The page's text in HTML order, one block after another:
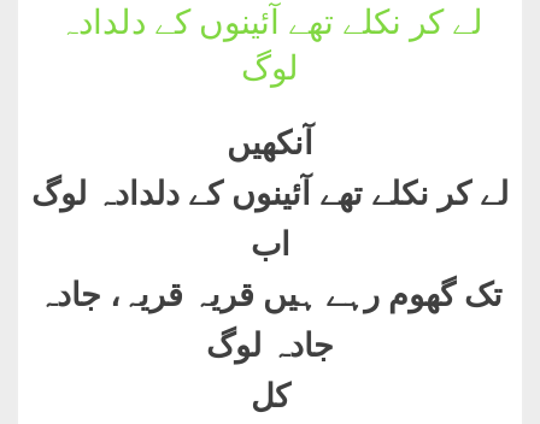
لے کر نکلے تھے آئینوں کے دلدادہ
لوگ
آنکھیں
لے کر نکلے تھے آئینوں کے دلدادہ لوگ
اب
تک گھوم رہے ہیں قریہ قریہ، جادہ
جادہ لوگ
کل